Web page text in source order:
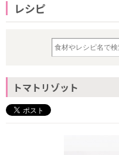
レシピ
トマトリゾット